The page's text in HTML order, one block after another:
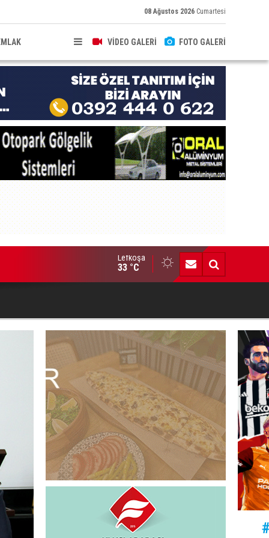
08 Ağustos 2026 Cumartesi
VİDEO GALERİ FOTO GALERİ
düşen scooter sürücüsü yaralandı
Lefkoşa
33 °C